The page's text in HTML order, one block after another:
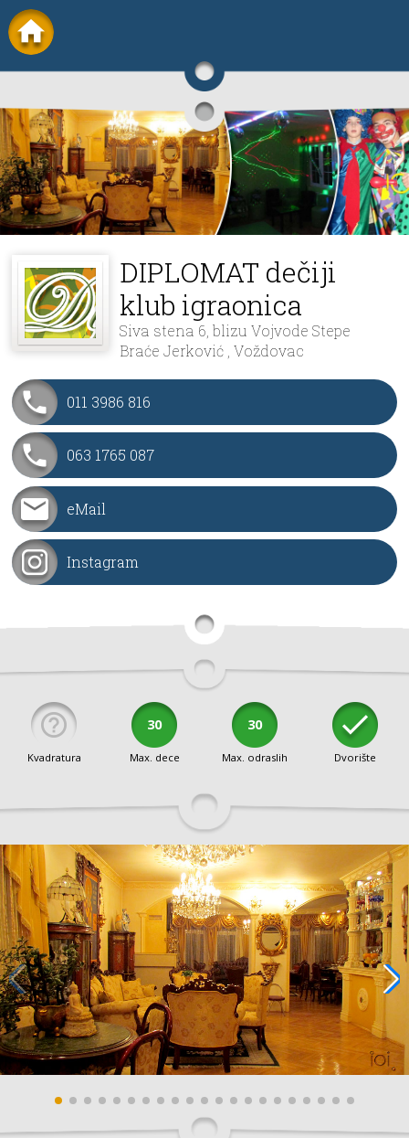
DIPLOMAT dečiji
klub igraonica
Siva stena 6, blizu Vojvode Stepe
Braće Jerković , Voždovac
011 3986 816
063 1765 087
eMail
Instagram
Kvadratura
30
Max. dece
30
Max. odraslih Dvorište